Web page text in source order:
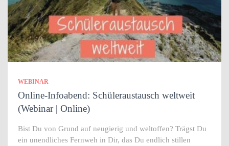
WEBINAR
Online-Infoabend: Schüleraustausch weltweit
(Webinar | Online)
Bist Du von Grund auf neugierig und weltoffen? Trägst Du
ein unendliches Fernweh in Dir, das Du endlich stillen